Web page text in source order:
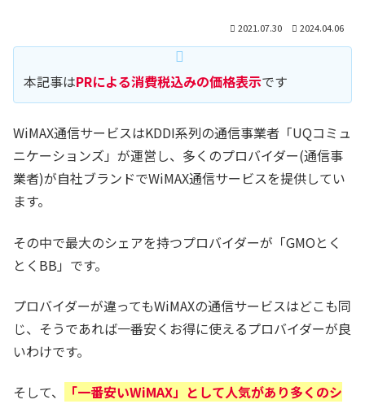
2021.07.30 2024.04.06
本記事はPRによる消費税込みの価格表示です
WiMAX通信サービスはKDDI系列の通信事業者「UQコミュ
ニケーションズ」が運営し、多くのプロバイダー(通信事
業者)が自社ブランドでWiMAX通信サービスを提供してい
ます。
その中で最大のシェアを持つプロバイダーが「GMOとく
とくBB」です。
プロバイダーが違ってもWiMAXの通信サービスはどこも同
じ、そうであれば一番安くお得に使えるプロバイダーが良
いわけです。
そして、
「一番安いWiMAX」として人気があり多くのシ